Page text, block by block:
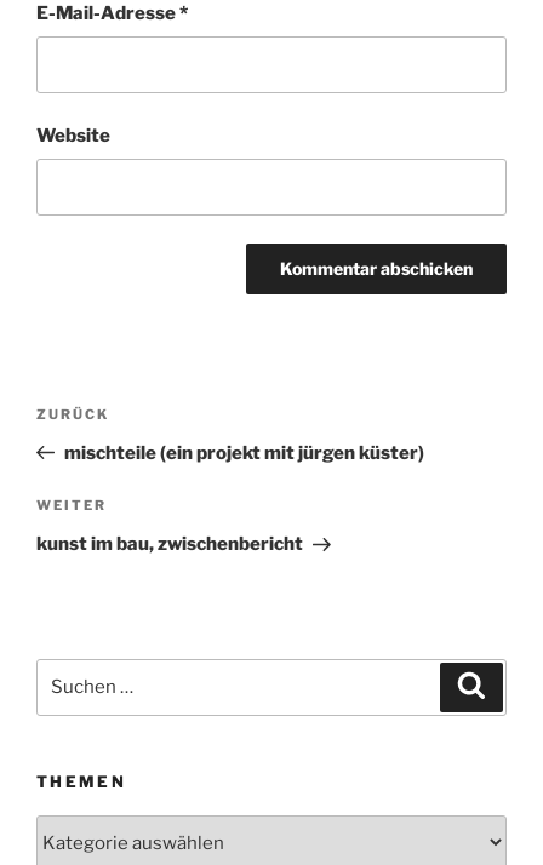
E-Mail-Adresse*
Website
Beitragsnavigation
Vorheriger
Beitrag
ZURÜCK
mischteile (ein projekt mit jürgen küster)
Nächster
Beitrag
WEITER
kunst im bau, zwischenbericht
Suchen
THEMEN